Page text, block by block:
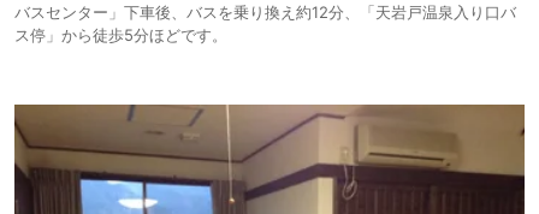
バスセンター」下車後、バスを乗り換え約12分、「天岩戸温泉入り口バ
ス停」から徒歩5分ほどです。